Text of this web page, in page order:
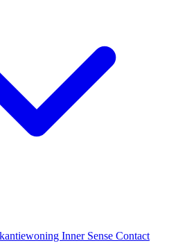
Inner Sense Contact